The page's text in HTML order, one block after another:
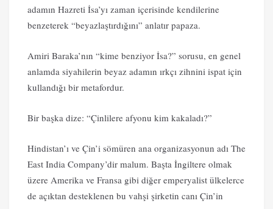
adamın Hazreti İsa’yı zaman içerisinde kendilerine
benzeterek “beyazlaştırdığını” anlatır papaza.
Amiri Baraka’nın “kime benziyor İsa?” sorusu, en genel
anlamda siyahilerin beyaz adamın ırkçı zihnini ispat için
kullandığı bir metafordur.
Bir başka dize: “Çinlilere afyonu kim kakaladı?”
Hindistan’ı ve Çin’i sömüren ana organizasyonun adı The
East India Company’dir malum. Başta İngiltere olmak
üzere Amerika ve Fransa gibi diğer emperyalist ülkelerce
de açıktan desteklenen bu vahşi şirketin canı Çin’in